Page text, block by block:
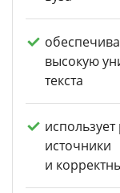
высокую
текста
источники
и